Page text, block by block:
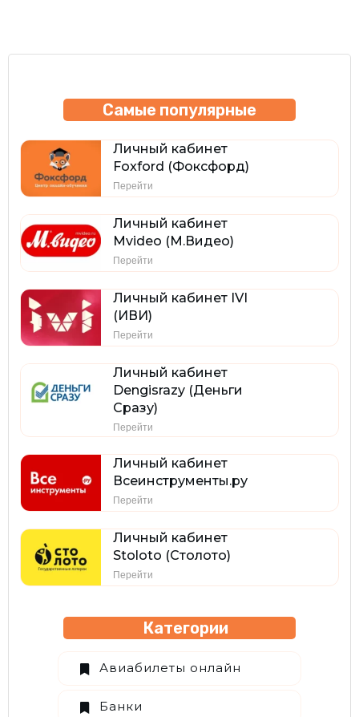
Самые популярные
Личный кабинет
Foxford (Фоксфорд)
Перейти
Личный кабинет
Mvideo (М.Видео)
Перейти
Личный кабинет IVI
(ИВИ)
Перейти
Личный кабинет
Dengisrazy (Деньги
Сразу)
Перейти
Личный кабинет
Всеинструменты.ру
Перейти
Личный кабинет
Stoloto (Столото)
Перейти
Категории
Авиабилеты онлайн
Банки